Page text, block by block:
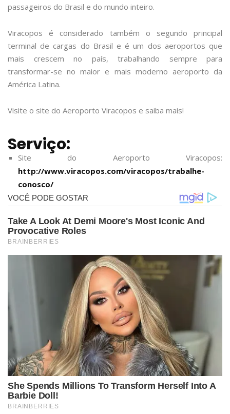
passageiros do Brasil e do mundo inteiro.
Viracopos é considerado também o segundo principal
terminal de cargas do Brasil e é um dos aeroportos que
mais crescem no país, trabalhando sempre para
transformar-se no maior e mais moderno aeroporto da
América Latina.
Visite o site do Aeroporto Viracopos e saiba mais!
Serviço:
Site do Aeroporto Viracopos:
http://www.viracopos.com/viracopos/trabalhe-
conosco/